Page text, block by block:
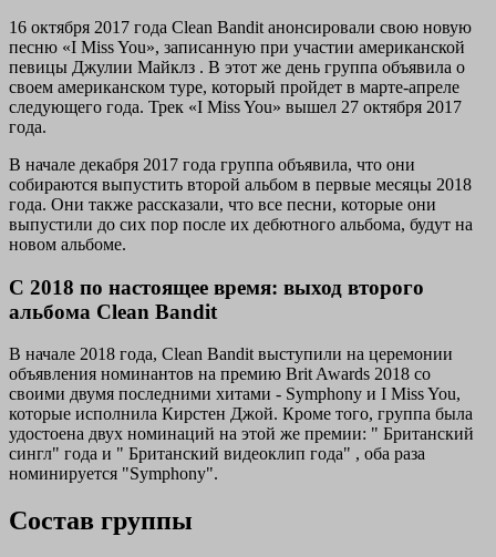
16 октября 2017 года Clean Bandit анонсировали свою новую
песню «I Miss You», записанную при участии американской
певицы Джулии Майклз . В этот же день группа объявила о
своем американском туре, который пройдет в марте-апреле
следующего года. Трек «I Miss You» вышел 27 октября 2017
года.
В начале декабря 2017 года группа объявила, что они
собираются выпустить второй альбом в первые месяцы 2018
года. Они также рассказали, что все песни, которые они
выпустили до сих пор после их дебютного альбома, будут на
новом альбоме.
C 2018 по настоящее время: выход второго
альбома Clean Bandit
В начале 2018 года, Clean Bandit выступили на церемонии
объявления номинантов на премию Brit Awards 2018 со
своими двумя последними хитами - Symphony и I Miss You,
которые исполнила Кирстен Джой. Кроме того, группа была
удостоена двух номинаций на этой же премии: " Британский
сингл" года и " Британский видеоклип года" , оба раза
номинируется "Symphony".
Состав группы